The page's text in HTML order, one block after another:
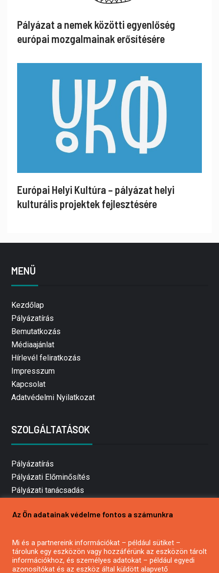
Pályázat a nemek közötti egyenlőség
európai mozgalmainak erősítésére
Európai Helyi Kultúra – pályázat helyi
kulturális projektek fejlesztésére
MENÜ
Kezdőlap
Pályázatírás
Bemutatkozás
Médiaajánlat
Hírlevél feliratkozás
Impresszum
Kapcsolat
Adatvédelmi Nyilatkozat
SZOLGÁLTATÁSOK
Pályázatírás
Pályázati Előminősítés
Pályázati tanácsadás
Mezőgazdasági pályázatírás
Pályázatírás civil szervezeteknek
Pályázatírás önkormányzatoknak
Pályázatfigyelés
Az Ön adatainak védelme fontos a számunkra
Mi és a partnereink információkat – például sütiket –
tárolunk egy eszközön vagy hozzáférünk az eszközön tárolt
információkhoz, és személyes adatokat – például egyedi
azonosítókat és az eszköz által küldött alapvető